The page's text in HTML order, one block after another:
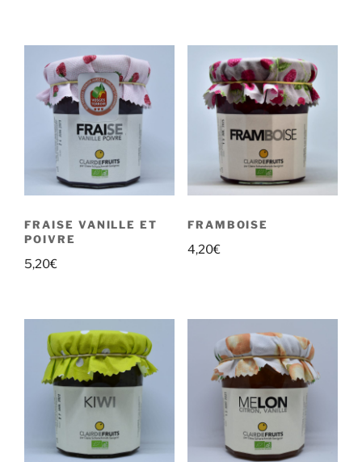
FRAISE VANILLE ET
POIVRE
5,20€
FRAMBOISE
4,20€